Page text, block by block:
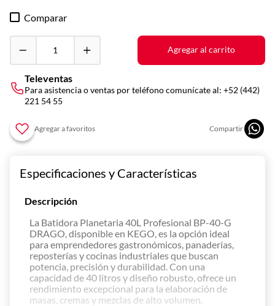
Comparar
Agregar al carrito
Televentas
Para asistencia o ventas por teléfono comunícate al: +52 (442)
221 54 55
Especificaciones y Características
Descripción
La Batidora Planetaria 40L Profesional BP-40-G
DRAGO, disponible en KEGO, es la opción ideal
para emprendedores gastronómicos, panaderías,
reposterías y cocinas industriales que buscan
potencia, precisión y durabilidad. Con una
capacidad de 40 litros y diseño robusto, ofrece un
rendimiento excepcional para la elaboración de
masas, cremas y mezclas de alto volumen.
9.
parrilla